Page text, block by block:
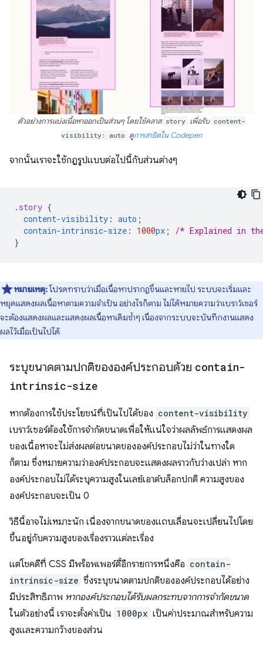
ตัวอย่างการแบ่งเนื้อหาออกเป็นส่วนๆ โดยใช้คลาส story เพื่อรับ content-
visibility: auto ดูการสาธิตใน Codepen
จากนั้นเราจะใช้กฎรูปแบบต่อไปนี้กับส่วนต่างๆ
. story {
content-visibility : auto ;
contain-intrinsic-size : 1000px ;
/* Explained in
}
หมายเหตุ:โปรดทราบว่าเมื่อเนื้อหาปรากฏขึ้นและหายไป ระบบจะเริ่มและ
หยุดแสดงผลเนื้อหาตามความจำเป็น อย่างไรก็ตาม ไม่ได้หมายความว่าเบราว์เซอร์
จะต้องแสดงผลและแสดงผลเนื้อหาเดิมซ้ำๆ เนื่องจากระบบจะบันทึกงานแสดง
ผลไว้เมื่อเป็นไปได้
ระบุขนาดตามปกติขององค์ประกอบด้วย contain-
intrinsic-size
หากต้องการใช้ประโยชน์ที่เป็นไปได้ของ content-visibility
เบราว์เซอร์ต้องใช้การจำกัดขนาดเพื่อให้แน่ใจว่าผลลัพธ์การแสดงผล
ของเนื้อหาจะไม่ส่งผลต่อขนาดขององค์ประกอบไม่ว่าในทางใด
ก็ตาม ซึ่งหมายความว่าองค์ประกอบจะแสดงผลราวกับว่างเปล่า หาก
องค์ประกอบไม่ได้ระบุความสูงในเลย์เอาต์บล็อกปกติ ความสูงของ
องค์ประกอบจะเป็น 0
วิธีนี้อาจไม่เหมาะนัก เนื่องจากขนาดของแถบเลื่อนจะเปลี่ยนไปโดย
ขึ้นอยู่กับความสูงของเรื่องราวแต่ละเรื่อง
แต่โชคดีที่ CSS มีพร็อพเพอร์ตี้อีกรายการหนึ่งคือ contain-
intrinsic-size ซึ่งระบุขนาดตามปกติขององค์ประกอบได้อย่าง
มีประสิทธิภาพ หากองค์ประกอบได้รับผลกระทบจากการจำกัดขนาด
ในตัวอย่างนี้ เราจะตั้งค่าเป็น 1000px เป็นค่าประมาณสำหรับความ
สูงและความกว้างของส่วน